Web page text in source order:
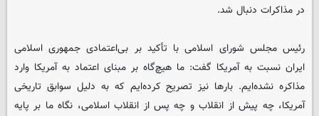
در مذاکرات دنبال شد.
رئیس مجلس شورای اسلامی با تأکید بر بی‌اعتمادی جمهوری اسلامی
ایران نسبت به آمریکا گفت: ما هیچ‌گاه بر مبنای اعتماد به آمریکا وارد
مذاکره نشده‌ایم. بارها نیز تصریح کرده‌ایم که به دلیل سوابق تاریخی
آمریکا، چه پیش از انقلاب و چه پس از انقلاب اسلامی، نگاه ما بر پایه